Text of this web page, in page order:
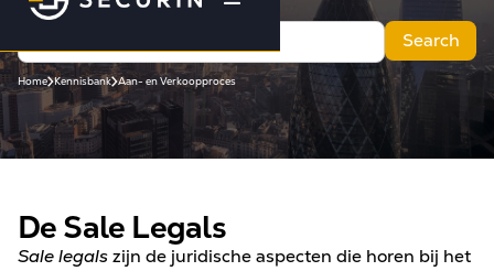
Home Kennisbank Aan- en Verkoopproces
De Sale Legals
Sale legalszijn de juridische aspecten die horen bij het